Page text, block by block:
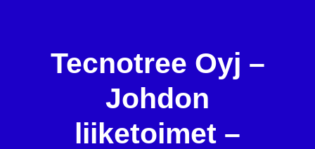
Tecnotree Oyj –
Johdon
liiketoimet –